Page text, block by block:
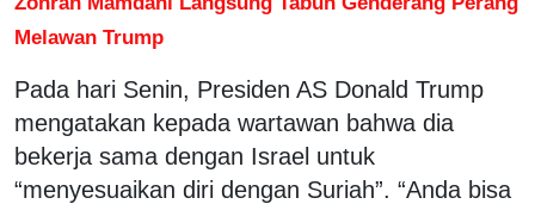
Melawan Trump
Pada hari Senin, Presiden AS Donald Trump
mengatakan kepada wartawan bahwa dia
bekerja sama dengan Israel untuk
“menyesuaikan diri dengan Suriah”. “Anda bisa